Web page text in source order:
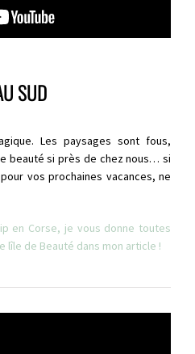
SUD
Les paysages sont fous,
beauté si près de chez nous… si
vos prochaines vacances, ne
en Corse, je vous donne toutes
lîle de Beauté dans mon article !